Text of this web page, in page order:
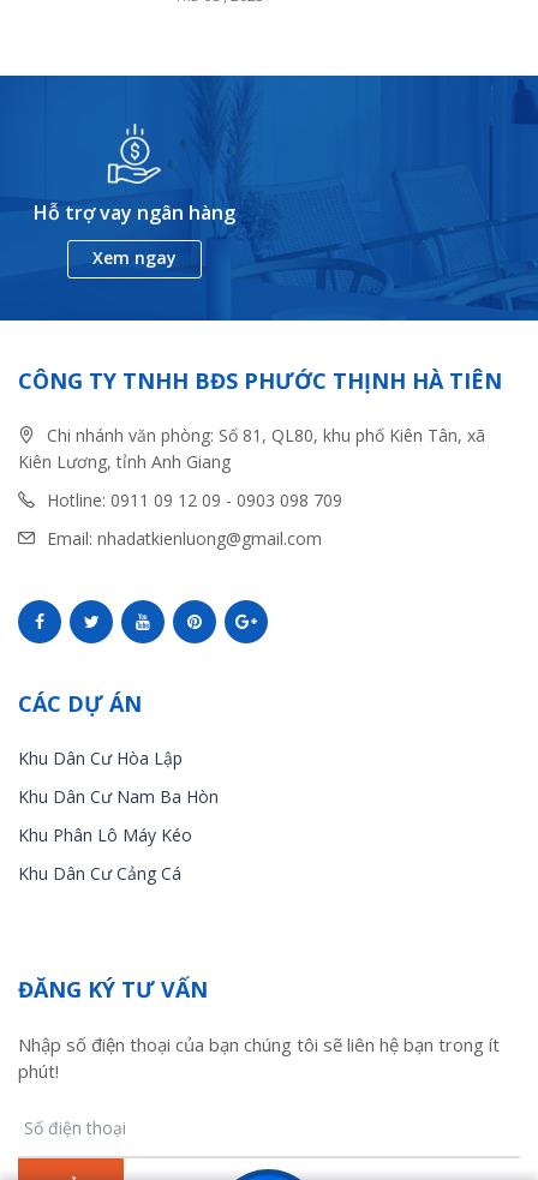
Hỗ trợ vay ngân hàng
Xem ngay
CÔNG TY TNHH BĐS PHƯỚC THỊNH HÀ TIÊN
Chi nhánh văn phòng: Số 81, QL80, khu phố Kiên Tân, xã
Kiên Lương, tỉnh Anh Giang
Hotline: 0911 09 12 09 - 0903 098 709
Email: nhadatkienluong@gmail.com
CÁC DỰ ÁN
Khu Dân Cư Hòa Lập
Khu Dân Cư Nam Ba Hòn
Khu Phân Lô Máy Kéo
Khu Dân Cư Cảng Cá
ĐĂNG KÝ TƯ VẤN
Nhập số điện thoại của bạn chúng tôi sẽ liên hệ bạn trong ít
phút!